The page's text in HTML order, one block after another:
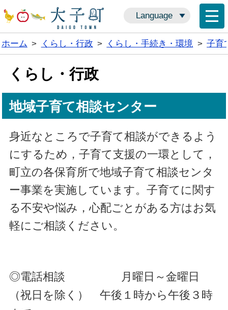
Language
ホーム > くらし・行政 > くらし・手続き・環境 > 子育
くらし・行政
地域子育て相談センター
身近なところで子育て相談ができるよう
にするため，子育て支援の一環として，
町立の各保育所で地域子育て相談センタ
ー事業を実施しています。子育てに関す
る不安や悩み，心配ごとがある方はお気
軽にご相談ください。
◎電話相談
月曜日～金曜日
（祝日を除く） 午後１時から午後３時